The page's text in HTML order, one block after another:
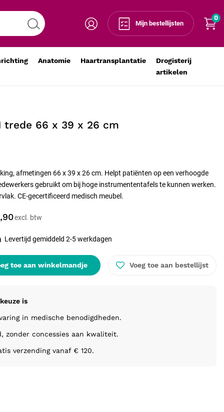
Mijn bestellijsten
0
Anatomie Haartransplantatie
Drogisterij
artikelen
trede 66 x 39 x 26 cm
- Voeg toe aan winkelmandje
toe aan winkelmandje Voeg toe aan bestellijst
is
in medische benodigdheden.
zonder concessies aan kwaliteit.
verzending vanaf € 120.
Levertijd gemiddeld 2-5 werkdagen
afmetingen 66 x 39 x 26 cm. Helpt patiënten op een verhoogde
gebruikt om bij hoge instrumententafels te kunnen werken.
CE-gecertificeerd medisch meubel.